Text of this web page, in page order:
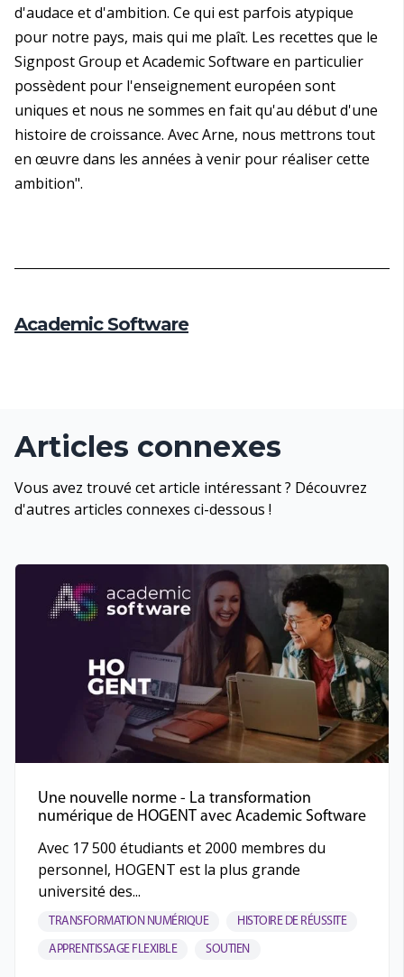
d'audace et d'ambition. Ce qui est parfois atypique
pour notre pays, mais qui me plaît. Les recettes que le
Signpost Group et Academic Software en particulier
possèdent pour l'enseignement européen sont
uniques et nous ne sommes en fait qu'au début d'une
histoire de croissance. Avec Arne, nous mettrons tout
en œuvre dans les années à venir pour réaliser cette
ambition".
Academic Software
Articles connexes
Vous avez trouvé cet article intéressant ? Découvrez
d'autres articles connexes ci-dessous !
Une nouvelle norme - La transformation
numérique de HOGENT avec Academic Software
Avec 17 500 étudiants et 2000 membres du
personnel, HOGENT est la plus grande
université des...
TRANSFORMATION NUMÉRIQUE HISTOIRE DE RÉUSSITE
APPRENTISSAGE FLEXIBLE SOUTIEN